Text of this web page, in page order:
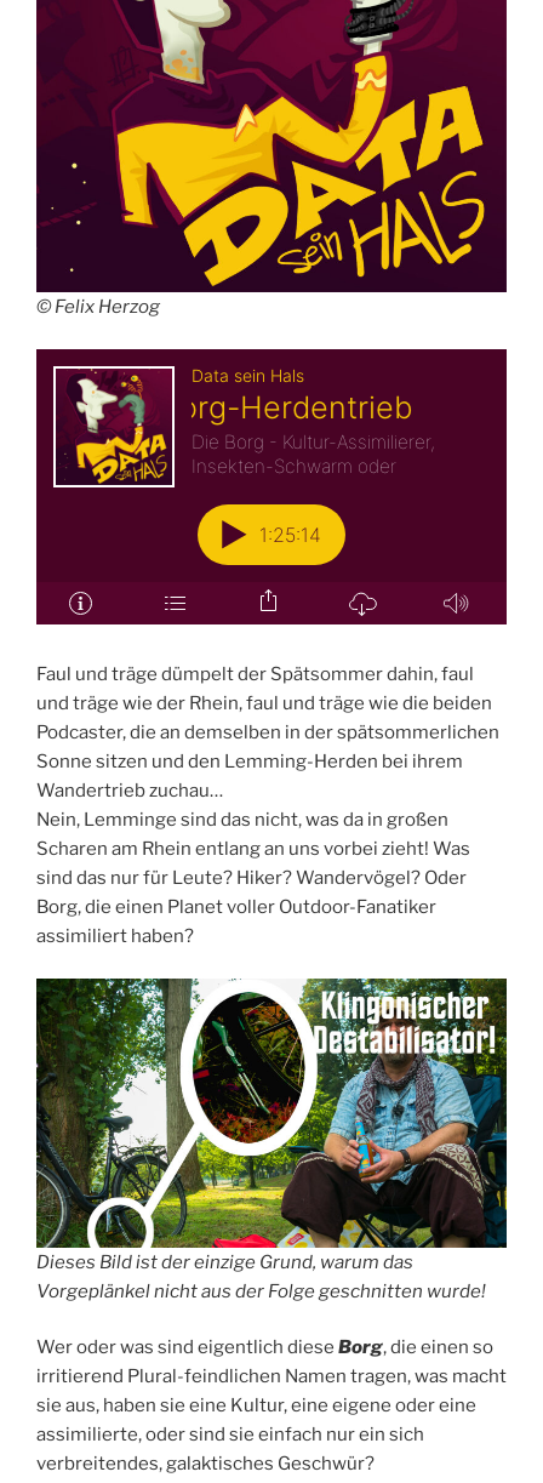
© Felix Herzog
Faul und träge dümpelt der Spätsommer dahin, faul
und träge wie der Rhein, faul und träge wie die beiden
Podcaster, die an demselben in der spätsommerlichen
Sonne sitzen und den Lemming-Herden bei ihrem
Wandertrieb zuchau…
Nein, Lemminge sind das nicht, was da in großen
Scharen am Rhein entlang an uns vorbei zieht! Was
sind das nur für Leute? Hiker? Wandervögel? Oder
Borg, die einen Planet voller Outdoor-Fanatiker
assimiliert haben?
Dieses Bild ist der einzige Grund, warum das
Vorgeplänkel nicht aus der Folge geschnitten wurde!
Wer oder was sind eigentlich diese Borg, die einen so
irritierend Plural-feindlichen Namen tragen, was macht
sie aus, haben sie eine Kultur, eine eigene oder eine
assimilierte, oder sind sie einfach nur ein sich
verbreitendes, galaktisches Geschwür?